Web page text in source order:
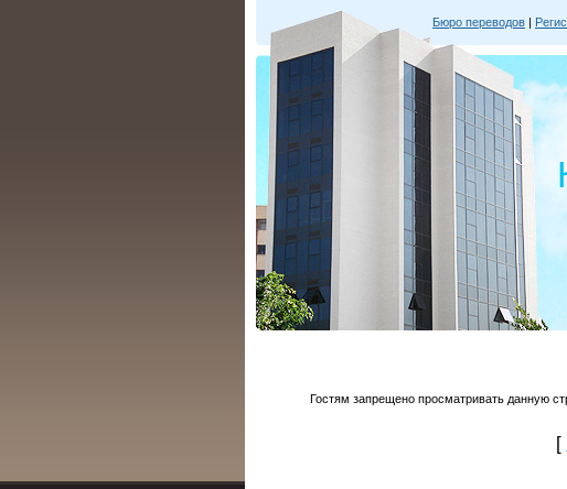
Бюро переводов |
Гостям запрещено просматривать данную
[